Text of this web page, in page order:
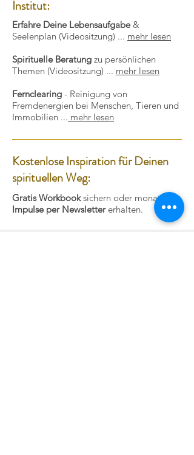
Institut:
Erfahre Deine Lebensaufgabe&
Seelenplan (Videositzung) ... mehr lesen
Spirituelle Beratung zu persönlichen
Themen (Videositzung) ... mehr lesen
Fernclearing - Reinigung von
Fremdenergien bei Menschen, Tieren und
Immobilien ... mehr lesen
Kostenlose Inspiration für Deinen
spirituellen Weg:
Gratis Workbooksichern oder monatliche
Impulse per Newslettererhalten.